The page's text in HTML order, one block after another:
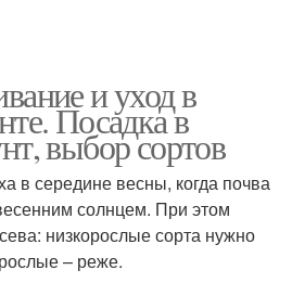
и уход в
Посадка в
выбор сортов
в середине весны, когда почва
солнцем. При этом
низкорослые сорта нужно
– реже.